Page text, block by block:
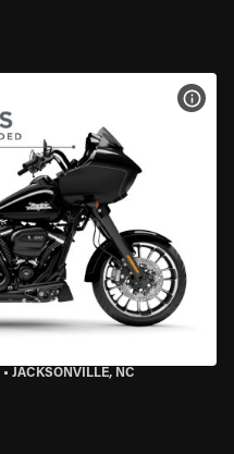
• JACKSONVILLE, NC